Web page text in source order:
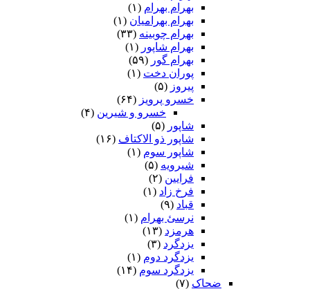
بهرام بهرام (۱)
بهرام بهرامیان‏ (۱)
بهرام چوبینه (۳۳)
بهرام شاپور (۱)
بهرام گور (۵۹)
پوران دخت (۱)
پیروز (۵)
خسرو پرویز (۶۴)
خسرو و شیرین (۴)
شاپور (۵)
شاپور ذو الاکتاف (۱۶)
شاپور سوم‏ (۱)
شیرویه (۵)
فرایین (۲)
فرخ زاد (۱)
قباد (۹)
نرسئ بهرام‏ (۱)
هرمزد (۱۳)
یزدگرد (۳)
یزدگرد دوم (۱)
یزدگرد سوم (۱۴)
ضحاک (۷)